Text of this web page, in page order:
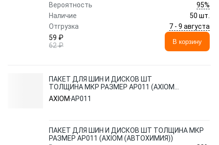
Вероятность
95%
Наличие
50 шт.
Отгрузка
7 - 9 августа
59 ₽
62 ₽
В корзину
ПАКЕТ ДЛЯ ШИН И ДИСКОВ ШТ
ТОЛЩИНА МКР РАЗМЕР AP011 (AXIOM
(АВТОХИМИЯ))
AXIOM AP011
ПАКЕТ ДЛЯ ШИН И ДИСКОВ ШТ ТОЛЩИНА МКР
РАЗМЕР AP011 (AXIOM (АВТОХИМИЯ))